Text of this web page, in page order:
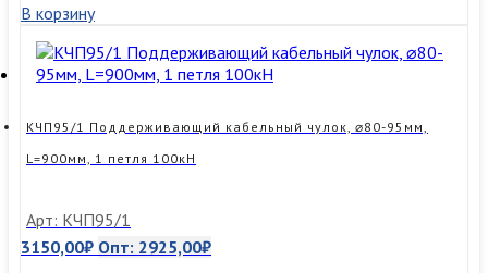
чулок
стандартный,
⌀20-
30мм,
1
30кН
В корзину
КЧП95/1 Поддерживающий кабельный чулок, ⌀80-95мм,
L=900мм, 1 петля 100кН
Арт: КЧП95/1
3150,00₽ Опт: 2925,00₽